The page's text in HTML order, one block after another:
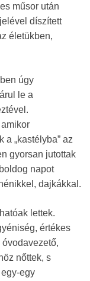
műsor után
díszített
életükben,
úgy
le a
„kastélyba” az
gyorsan jutottak
napot
dajkákkal.
lettek.
értékes
nőttek, s
egy